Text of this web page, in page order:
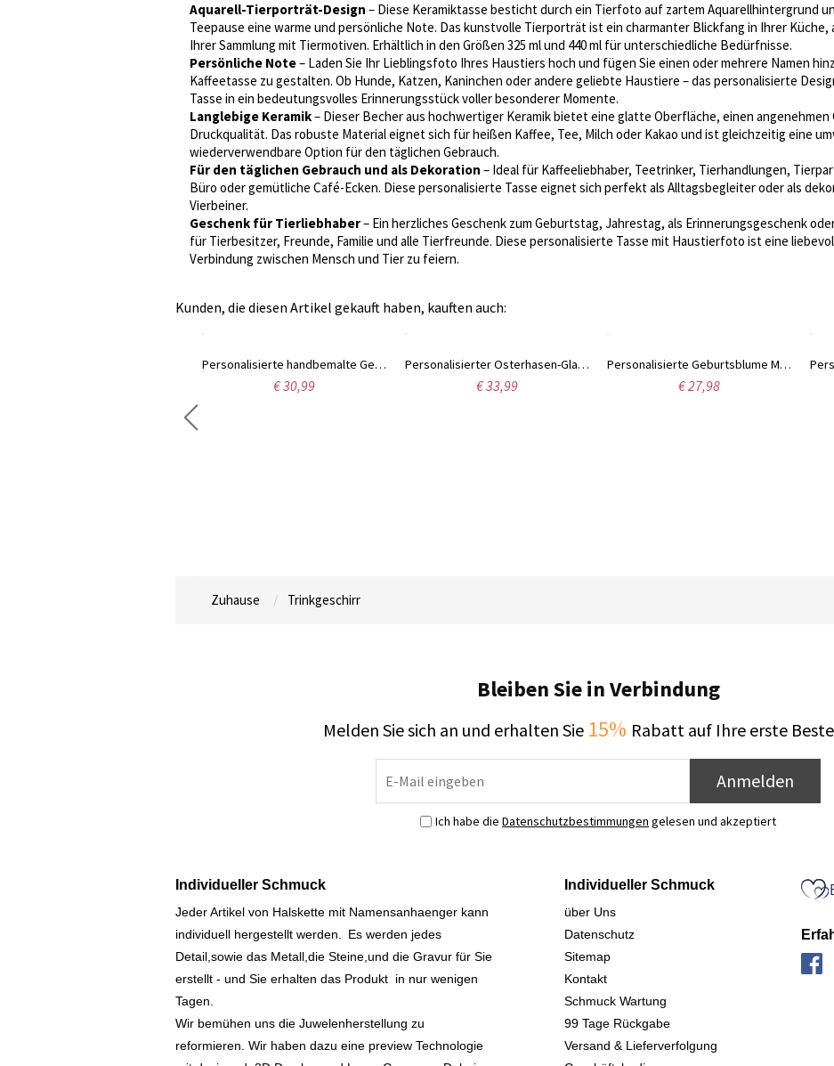
Aquarell-Tierporträt-Design – Diese Keramiktasse besticht durch ein Tierfoto auf zartem Aquarellhintergrund
Teepause eine warme und persönliche Note. Das kunstvolle Tierporträt ist ein charmanter Blickfang in Ihrer Küche,
Ihrer Sammlung mit Tiermotiven. Erhältlich in den Größen 325 ml und 440 ml für unterschiedliche Bedürfnisse.
Persönliche Note– Laden Sie Ihr Lieblingsfoto Ihres Haustiers hoch und fügen Sie einen oder mehrere Namen
Kaffeetasse zu gestalten. Ob Hunde, Katzen, Kaninchen oder andere geliebte Haustiere – das personalisierte
Tasse in ein bedeutungsvolles Erinnerungsstück voller besonderer Momente.
Langlebige Keramik– Dieser Becher aus hochwertiger Keramik bietet eine glatte Oberfläche, einen angenehmen
Druckqualität. Das robuste Material eignet sich für heißen Kaffee, Tee, Milch oder Kakao und ist gleichzeitig eine
wiederverwendbare Option für den täglichen Gebrauch.
Für den täglichen Gebrauch und als Dekoration – Ideal für Kaffeeliebhaber, Teetrinker, Tierhandlungen,
Büro oder gemütliche Café-Ecken. Diese personalisierte Tasse eignet sich perfekt als Alltagsbegleiter oder als
Vierbeiner.
Geschenk für Tierliebhaber– Ein herzliches Geschenk zum Geburtstag, Jahrestag, als Erinnerungsgeschenk
für Tierbesitzer, Freunde, Familie und alle Tierfreunde. Diese personalisierte Tasse mit Haustierfoto ist eine
Verbindung zwischen Mensch und Tier zu feiern.
Kunden, die diesen Artikel gekauft haben, kauften auch:
Personalisierte handbemalte Geburtsblumen-Kaffeetasse, individuelle Namenstasse für Espresso/Latte, isolierte Glastasse mit Henkel, Geschenk für Brautjungfer/Schwester/Sie
€ 30,99
Personalisierter Osterhasen-Glasbecher mit Namen, Milchglasbecher mit Bambusdeckel und Strohhalm, Eiskaffeetasse, Geburtstags-/Ostergeschenk für Kinder/Familie/Sie
€ 33,99
Personalisierte Geburtsblume Mutter der Braut/des Bräutigams Tasse, 11oz/15oz Keramik Kaffee-Teetasse, Hochzeitsgeschenk, Hochzeitsgeschenk für die Mutter des Brautpaares
€ 27,98
Zuhause Trinkgeschirr
Bleiben Sie in Verbindung
Melden Sie sich an und erhalten Sie 15% Rabatt auf Ihre erste
Anmelden
Ich habe die Datenschutzbestimmungen gelesen und akzeptiert
Individueller Schmuck
Jeder Artikel von Halskette mit Namensanhaenger kann
individuell hergestellt werden.
Es werden jedes
Detail,sowie das Metall,die Steine,und die Gravur für Sie
erstellt - und Sie erhalten das Produkt in nur wenigen
Tagen.
Wir bemühen uns die Juwelenherstellung zu
reformieren. Wir haben dazu eine preview Technologie
Individueller Schmuck
über Uns
Datenschutz
Sitemap
Kontakt
Schmuck Wartung
99 Tage Rückgabe
Versand & Lieferverfolgung